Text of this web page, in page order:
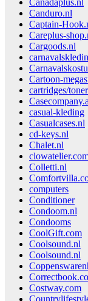
Canadaplus.nl
Canduro.nl
Captain-
Careplus-
Cargoods.nl
Cartoon-
cartridges/toner
casual-kleding
Casualcases.nl
cd-keys.nl
Chalet.nl
Colletti.nl
computers
Conditioner
Condoom.nl
Condooms
CoolGift.com
Coolsound.nl
Coolsound.nl
Costway.com